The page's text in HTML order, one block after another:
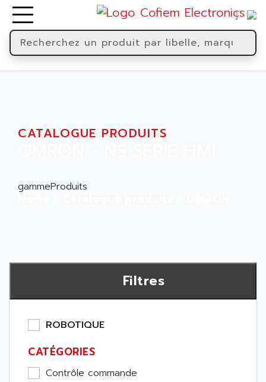
CATALOGUE PRODUITS
gammeProduits
Filtres
ROBOTIQUE
CATÉGORIES
Contrôle commande